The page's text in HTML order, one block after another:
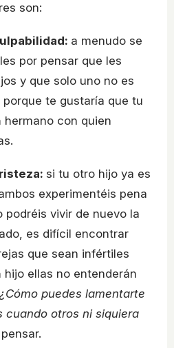
son:
a menudo se
por pensar que les
y que solo uno no es
te gustaría que tu
con quien
si tu otro hijo ya es
experimentéis pena
podréis vivir de nuevo la
es difícil encontrar
que sean infértiles
ellas no entenderán
puedes lamentarte
cuando otros ni siquiera